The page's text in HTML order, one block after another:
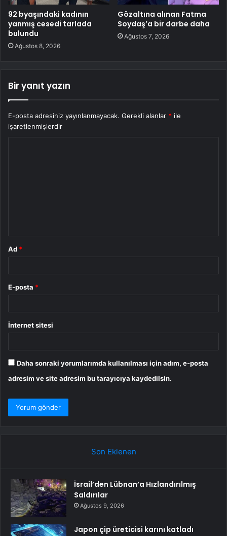
92 byaşındaki kadının
yanmış cesedi tarlada
bulundu
Ağustos 8, 2026
Gözaltına alınan Fatma
Soydaş’a bir darbe daha
Ağustos 7, 2026
Bir yanıt yazın
E-posta adresiniz yayınlanmayacak. Gerekli alanlar * ile
işaretlenmişlerdir
Ad *
E-posta *
İnternet sitesi
Daha sonraki yorumlarımda kullanılması için adım, e-posta
adresim ve site adresim bu tarayıcıya kaydedilsin.
Son Eklenen
İsrail’den Lübnan’a Hızlandırılmış
Saldırılar
Ağustos 9, 2026
Japon çip üreticisi karını katladı